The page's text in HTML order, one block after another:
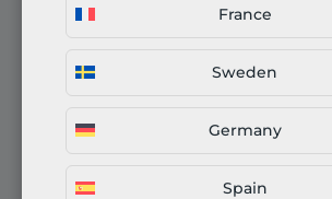
France
Sweden
Germany
Spain